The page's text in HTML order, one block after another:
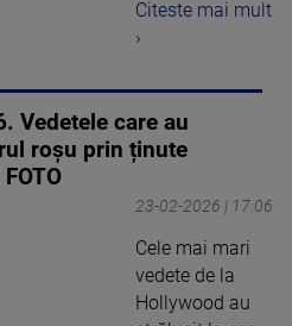
Citeste mai mult
›
Vedetele care au
roșu prin ținute
23-02-2026 | 17:06
Cele mai mari
vedete de la
Hollywood au